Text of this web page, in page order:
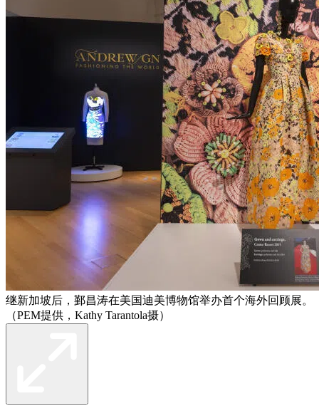
继新加坡后，鄞昌涛在美国迪美博物馆举办首个海外回顾展。
（PEM提供，Kathy Tarantola摄）